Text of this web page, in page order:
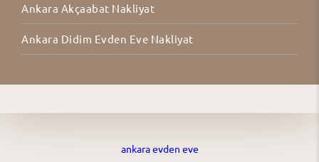
Ankara Akçaabat Nakliyat
Ankara Didim Evden Eve Nakliyat
ankara evden eve